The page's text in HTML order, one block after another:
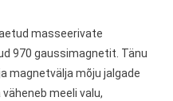
masseerivate
970 gaussimagnetit. Tänu
magnetvälja mõju jalgade
meeli valu,